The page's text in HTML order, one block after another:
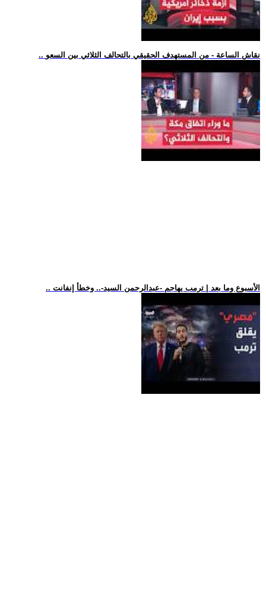
.. نقاش الساعة - من المستهدف الحقيقي بالتحالف الثلاثي بين السعو
.. الأسبوع وما بعد | ترمب يهاجم -عبدالرحمن السيد-.. وخطأ إنفانت